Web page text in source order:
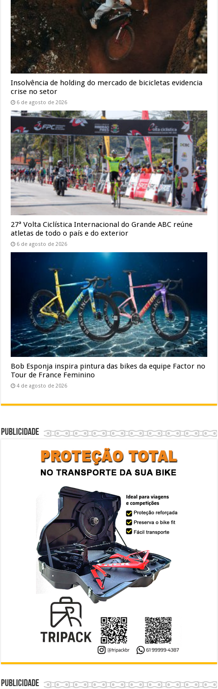
Insolvência de holding do mercado de bicicletas evidencia
crise no setor
6 de agosto de 2026
27ª Volta Ciclística Internacional do Grande ABC reúne
atletas de todo o país e do exterior
6 de agosto de 2026
Bob Esponja inspira pintura das bikes da equipe Factor no
Tour de France Feminino
4 de agosto de 2026
Publicidade
Publicidade